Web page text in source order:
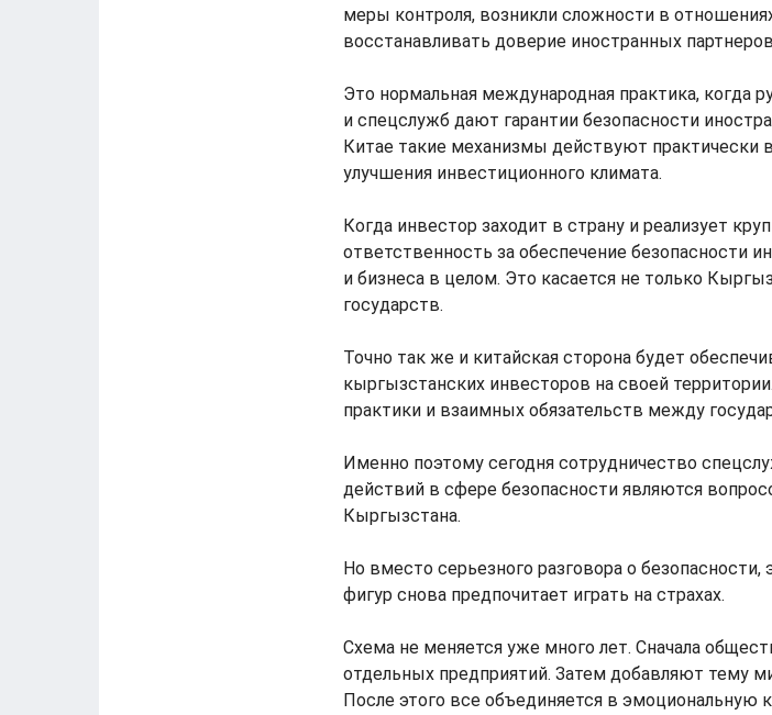
меры контроля, возникли сложности в
восстанавливать доверие иностранных
Это нормальная международная практика, когда
и спецслужб дают гарантии безопасности
Китае такие механизмы действуют практически
улучшения инвестиционного климата.
Когда инвестор заходит в страну и реализует
ответственность за обеспечение безопасности
и бизнеса в целом. Это касается не только
государств.
Точно так же и китайская сторона будет
кыргызстанских инвесторов на своей
практики и взаимных обязательств между
Именно поэтому сегодня сотрудничество
действий в сфере безопасности являются
Кыргызстана.
Но вместо серьезного разговора о
фигур снова предпочитает играть на страхах.
Схема не меняется уже много лет. Сначала
отдельных предприятий. Затем добавляют тему
После этого все объединяется в эмоциональную